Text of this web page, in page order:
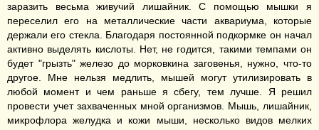
заразить весьма живучий лишайник. С помощью мышки я
переселил его на металлические части аквариума, которые
держали его стекла. Благодаря постоянной подкормке он начал
активно выделять кислоты. Нет, не годится, такими темпами он
будет "грызть" железо до морковкина заговенья, нужно, что-то
другое. Мне нельзя медлить, мышей могут утилизировать в
любой момент и чем раньше я сбегу, тем лучше. Я решил
провести учет захваченных мной организмов. Мышь, лишайник,
микрофлора желудка и кожи мыши, несколько видов мелких